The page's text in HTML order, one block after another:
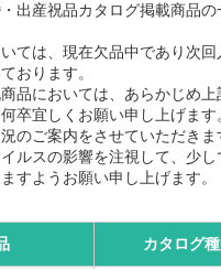
出産祝品カタログ掲載商品
ては、現在欠品中であり次
おります。
品においては、あらかじめ
卒宜しくお願い申し上げま
のご案内をさせていただきま
ルスの影響を注視して、少
すようお願い申し上げます。
カタログ